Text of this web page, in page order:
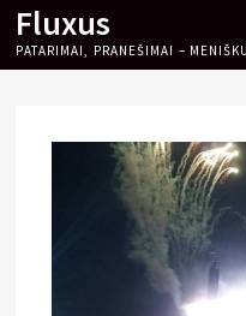
Skip
content
Fluxus
PATARIMAI, PRANEŠIMAI –